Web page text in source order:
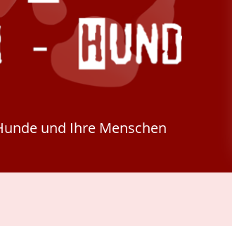
und Ihre Menschen